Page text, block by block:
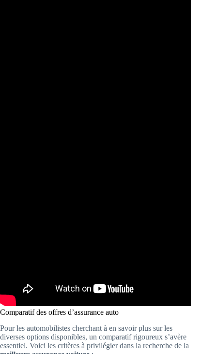
Comparatif des offres d’assurance auto
Pour les automobilistes cherchant à en savoir plus sur les
diverses options disponibles, un comparatif rigoureux s’avère
essentiel. Voici les critères à privilégier dans la recherche de la